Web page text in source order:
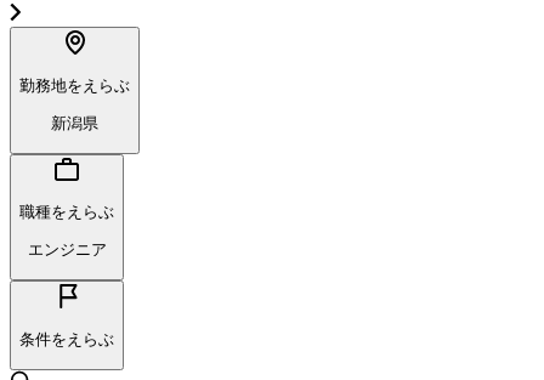
勤務地をえらぶ
新潟県
職種をえらぶ
エンジニア
条件をえらぶ